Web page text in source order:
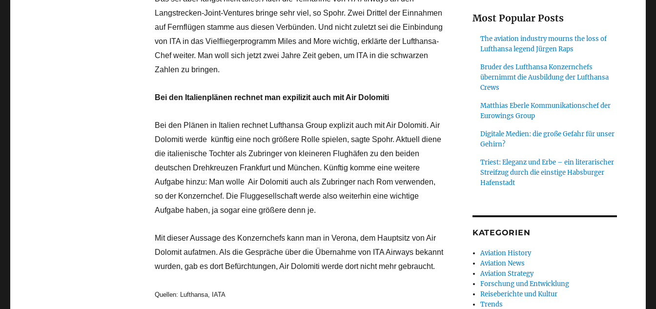
Langstrecken-Joint-Ventures bringe sehr viel, so Spohr. Zwei Drittel der Einnahmen
auf Fernflügen stamme aus diesen Verbünden. Und nicht zuletzt sei die Einbindung
von ITA in das Vielfliegerprogramm Miles and More wichtig, erklärte der Lufthansa-
Chef weiter. Man woll sich jetzt zwei Jahre Zeit geben, um ITA in die schwarzen
Zahlen zu bringen.
Bei den Italienplänen rechnet man expilizit auch mit Air Dolomiti
Bei den Plänen in Italien rechnet Lufthansa Group explizit auch mit Air Dolomiti. Air
Dolomiti werde künftig eine noch größere Rolle spielen, sagte Spohr. Aktuell diene
die italienische Tochter als Zubringer von kleineren Flughäfen zu den beiden
deutschen Drehkreuzen Frankfurt und München. Künftig komme eine weitere
Aufgabe hinzu: Man wolle Air Dolomiti auch als Zubringer nach Rom verwenden,
so der Konzernchef. Die Fluggesellschaft werde also weiterhin eine wichtige
Aufgabe haben, ja sogar eine größere denn je.
Mit dieser Aussage des Konzernchefs kann man in Verona, dem Hauptsitz von Air
Dolomit aufatmen. Als die Gespräche über die Übernahme von ITA Airways bekannt
wurden, gab es dort Befürchtungen, Air Dolomiti werde dort nicht mehr gebraucht.
Quellen: Lufthansa, IATA
Most Popular Posts
The aviation industry mourns the loss of
Lufthansa legend Jürgen Raps
Bruder des Lufthansa Konzernchefs
übernimmt die Ausbildung der Lufthansa
Crews
Matthias Eberle Kommunikationschef der
Eurowings Group
Digitale Medien: die große Gefahr für unser
Gehirn?
Triest: Eleganz und Erbe – ein literarischer
Streifzug durch die einstige Habsburger
Hafenstadt
KATEGORIEN
Aviation History
Aviation News
Aviation Strategy
Forschung und Entwicklung
Reiseberichte und Kultur
Trends